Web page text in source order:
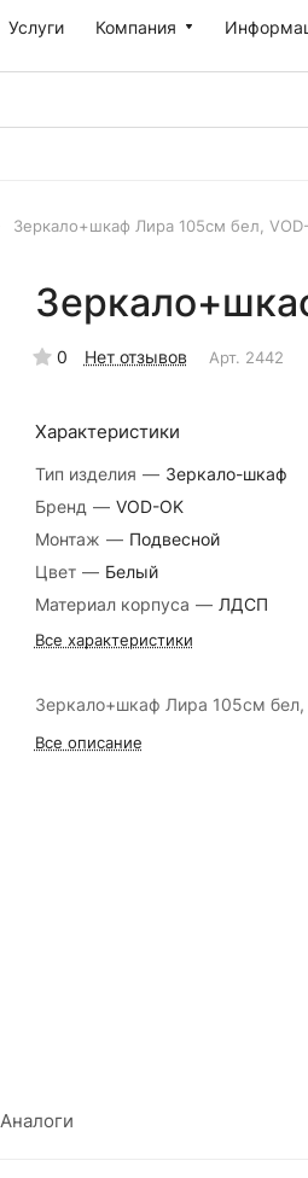
Услуги Компания
Зеркало+шкаф Лира 105см бел,
0 Нет отзывов Арт. 2442
Характеристики
Тип изделия — Зеркало-шкаф
Бренд — VOD-OK
Монтаж — Подвесной
Цвет — Белый
Материал корпуса — ЛДСП
Все характеристики
Зеркало+шкаф Лира 105см бел,
Все описание
Аналоги